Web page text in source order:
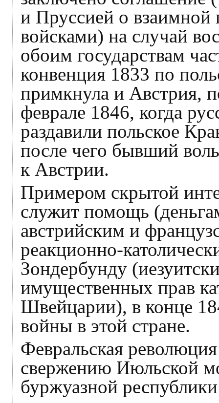
и Пруссией о
войсками) на случай
обоим государствам
конвенция 1833 по
примкнула и Австрия,
феврале 1846, когда
раздавили польское
после чего бывший
к Австрии.
Примером скрытой
служит помощь
австрийским и
реакционно-
Зондербунду
имущественных прав
Швейцарии), в конце
войны в этой стране.
Февральская
свержению Июльской
буржуазной